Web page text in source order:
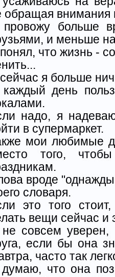
обращая внимания
больше
и меньше
что жизнь -
я больше
день
надо, я
в супермаркет.
мои любимые
того,
вроде
словаря.
это того
вещи сейчас и
совсем уверен,
если бы она
часто так
что она